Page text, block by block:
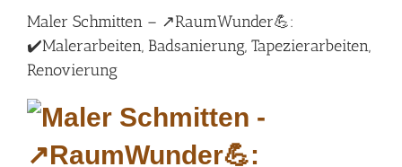
Maler Schmitten – ↗️RaumWunder💪:
✔️Malerarbeiten, Badsanierung, Tapezierarbeiten,
Renovierung